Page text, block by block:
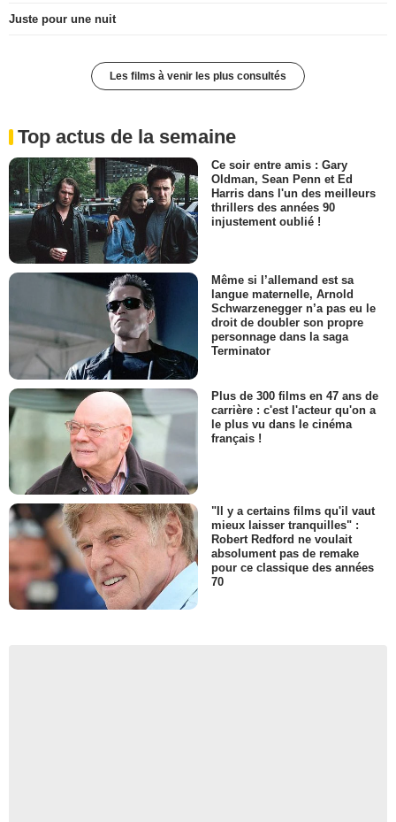
Juste pour une nuit
Les films à venir les plus consultés
Top actus de la semaine
Ce soir entre amis : Gary
Oldman, Sean Penn et Ed
Harris dans l'un des meilleurs
thrillers des années 90
injustement oublié !
Même si l’allemand est sa
langue maternelle, Arnold
Schwarzenegger n’a pas eu le
droit de doubler son propre
personnage dans la saga
Terminator
Plus de 300 films en 47 ans de
carrière : c'est l'acteur qu'on a
le plus vu dans le cinéma
français !
"Il y a certains films qu'il vaut
mieux laisser tranquilles" :
Robert Redford ne voulait
absolument pas de remake
pour ce classique des années
70